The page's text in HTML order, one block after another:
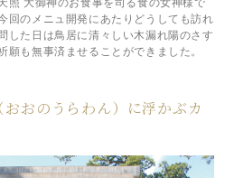
回のメニュ開発にあたりどうしても訪れ
した日は鳥居に清々しい木漏れ陽のさす
願も無事済ませることができました。
おのうらわん）に浮かぶカ